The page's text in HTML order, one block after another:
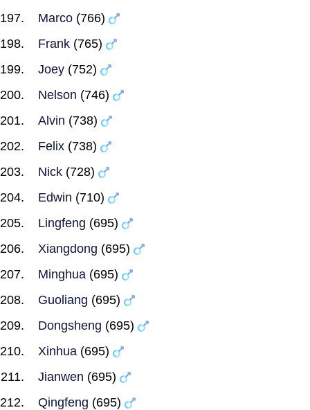
Marco (766)
Frank (765)
Joey (752)
Nelson (746)
Alvin (738)
Felix (738)
Nick (728)
Edwin (710)
Lingfeng (695)
Xiangdong (695)
Minghua (695)
Guoliang (695)
Dongsheng (695)
Xinhua (695)
Jianwen (695)
Qingfeng (695)